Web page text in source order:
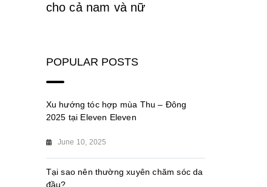
cho cả nam và nữ
POPULAR POSTS
Xu hướng tóc hợp mùa Thu – Đông
2025 tại Eleven Eleven
June 10, 2025
Tại sao nên thường xuyên chăm sóc da
đầu?